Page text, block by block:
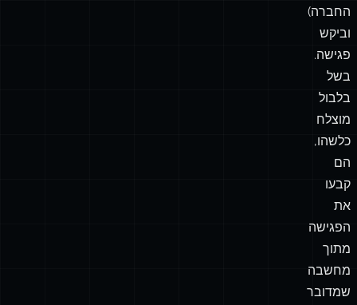
החברה)
וביקש
פגישה.
בשל
בלבול
מוצלח
כלשהו,
הם
קבעו
את
הפגישה
מתוך
מחשבה
שמדובר